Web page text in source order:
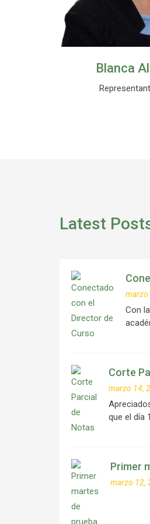
Anderson
Latest
marzo
Con
Corte
marzo 14,
que el día
Primer
marzo 12,